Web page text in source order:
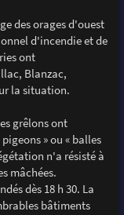
des orages d'ouest
d'incendie et de
ont
Blanzac,
la situation.
grêlons ont
» ou « balles
n'a résisté à
mâchées.
dès 18 h 30. La
bâtiments